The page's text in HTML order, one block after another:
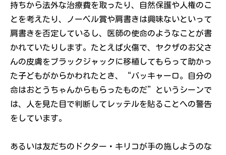
持ちから法外な治療費を取ったり、自然保護や人権のこ
とを考えたり、ノーベル賞や肩書きは興味ないといって
肩書きを否定しているし、医師の使命のようなことが書
かれていたりします。たとえば火傷で、ヤクザのお父さ
んの皮膚をブラックジャックに移植してもらって助かっ
た子どもがからかわれたとき、“バッキャーロ。自分の
命はおとうちゃんからもらったものだ”というシーンで
は、人を見た目で判断してレッテルを貼ることへの警告
をしています。
あるいは友だちのドクター・キリコが手の施しようのな